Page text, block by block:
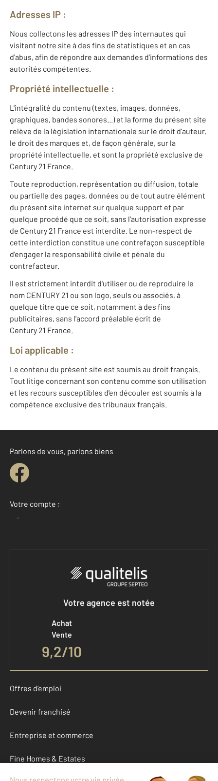
Adresses IP :
Nous collectons les adresses IP des internautes qui
visitent notre site à des fins de statistiques et en cas
d'abus, afin de répondre aux demandes d'informations des
autorités compétentes.
Propriété intellectuelle :
L'intégralité du contenu (textes, images, données,
graphiques, bandes sonores...) et la forme du présent site
relève de la législation internationale sur le droit d'auteur,
le droit des marques et, de façon générale, sur la
propriété intellectuelle, et sont la propriété exclusive de
Century 21 France.
Toute reproduction, représentation ou diffusion, totale
ou partielle des pages, données ou de tout autre élément
du présent site internet sur quelque support et par
quelque procédé que ce soit, sans l'autorisation expresse
de Century 21 France est interdite. Le non-respect de
cette interdiction constitue une contrefaçon susceptible
d'engager la responsabilité civile et pénale du
contrefacteur.
Il est strictement interdit d'utiliser ou de reproduire le
nom CENTURY 21 ou son logo, seuls ou associés, à
quelque titre que ce soit, notamment à des fins
publicitaires, sans l'accord préalable écrit de
Century 21 France.
Loi applicable :
Le contenu du présent site est soumis au droit français.
Tout litige concernant son contenu comme son utilisation
et les recours susceptibles d'en découler est soumis à la
compétence exclusive des tribunaux français.
Parlons de vous, parlons biens
Votre compte :
Votre agence est notée
Achat
Vente
9,2/10
Offres d'emploi
Devenir franchisé
Entreprise et commerce
Fine Homes & Estates